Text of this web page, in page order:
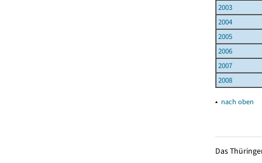
2003
2004
2005
2006
2007
2008
▴ nach oben
Das